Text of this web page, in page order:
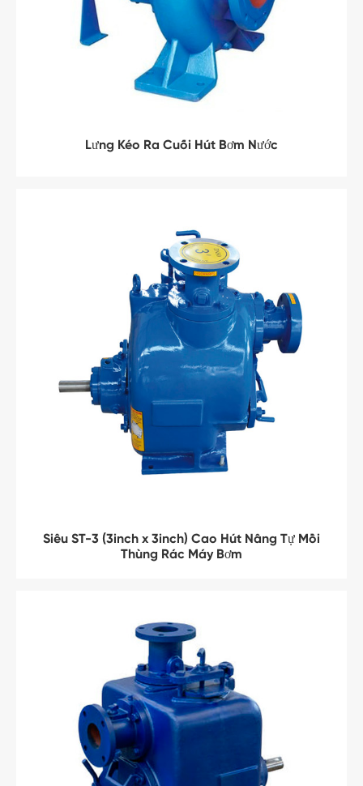
Lưng Kéo Ra Cuối Hút Bơm Nước
Siêu ST-3 (3inch x 3inch) Cao Hút Nâng Tự Mồi
Thùng Rác Máy Bơm